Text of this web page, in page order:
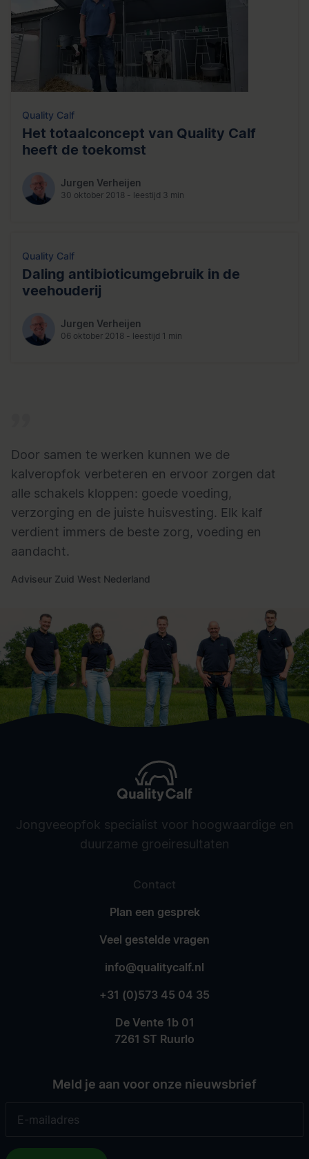
Quality Calf
Het totaalconcept van Quality Calf
heeft de toekomst
Jurgen Verheijen
30 oktober 2018 - leestijd 3 min
Quality Calf
Daling antibioticumgebruik in de
veehouderij
Jurgen Verheijen
06 oktober 2018 - leestijd 1 min
Door samen te werken kunnen we de
kalveropfok verbeteren en ervoor zorgen dat
alle schakels kloppen: goede voeding,
verzorging en de juiste huisvesting. Elk kalf
verdient immers de beste zorg, voeding en
aandacht.
Adviseur Zuid West Nederland
Jongveeopfok specialist voor hoogwaardige en
duurzame groeiresultaten
Contact
Plan een gesprek
Veel gestelde vragen
info@qualitycalf.nl
+31 (0)573 45 04 35
De Vente 1b 01
7261 ST Ruurlo
Meld je aan voor onze nieuwsbrief